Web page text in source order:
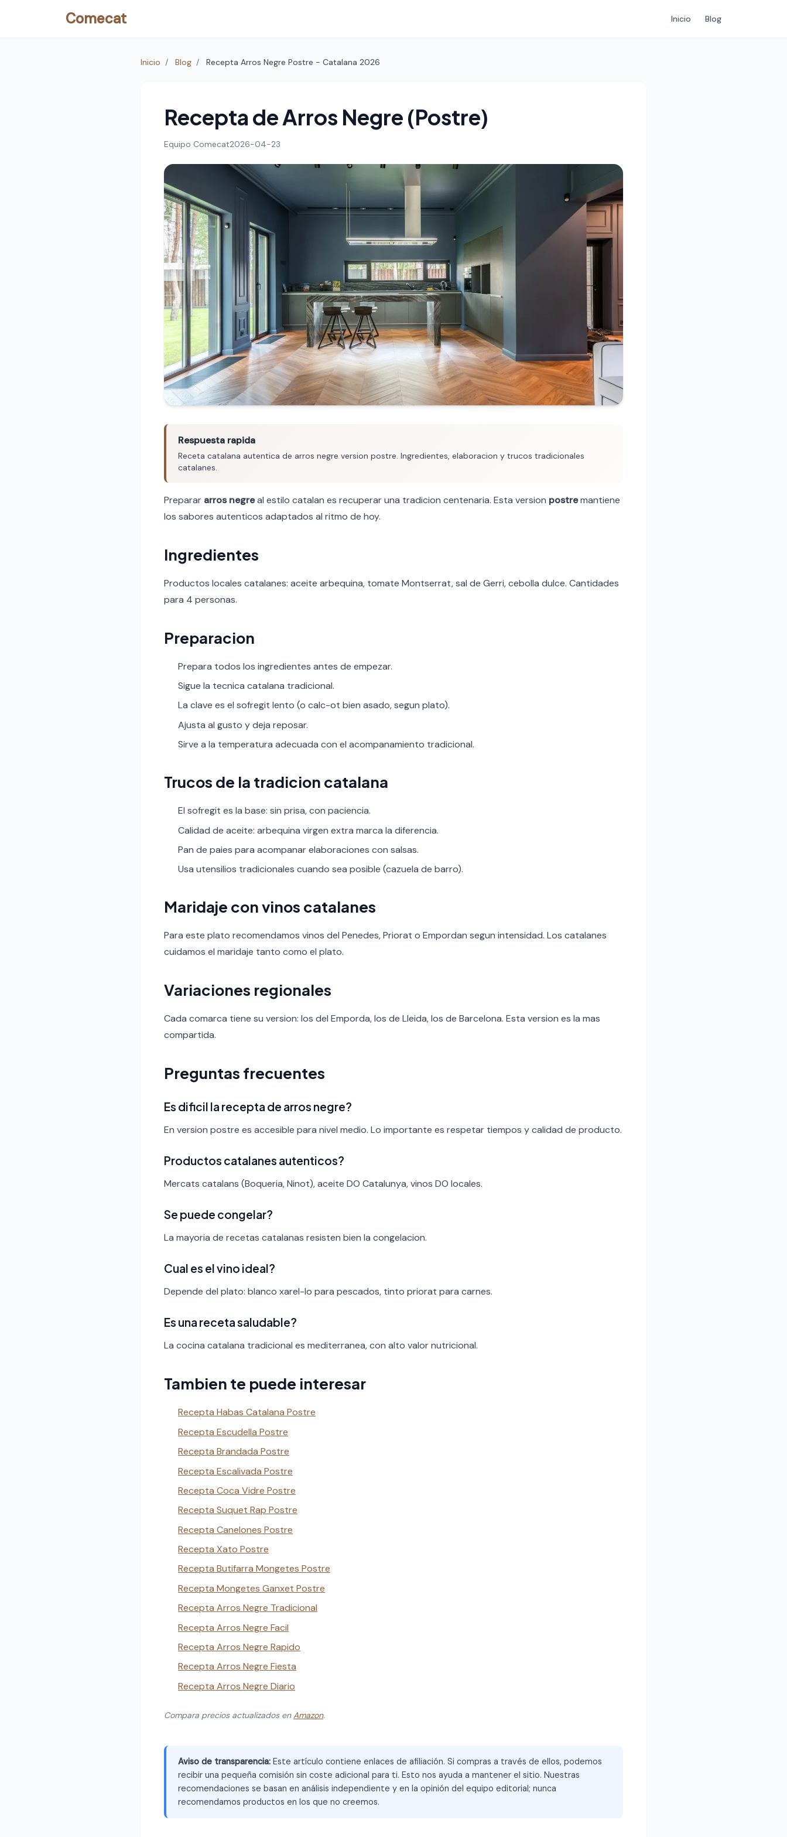
Comecat Inicio Blog
Inicio / Blog / Recepta Arros Negre Postre - Catalana 2026
Recepta de Arros Negre (Postre)
Equipo Comecat2026-04-23
Respuesta rapida
Receta catalana autentica de arros negre version postre. Ingredientes, elaboracion y trucos tradicionales
catalanes.
Preparar arros negreal estilo catalan es recuperar una tradicion centenaria. Esta version postremantiene
los sabores autenticos adaptados al ritmo de hoy.
Ingredientes
Productos locales catalanes: aceite arbequina, tomate Montserrat, sal de Gerri, cebolla dulce. Cantidades
para 4 personas.
Preparacion
Prepara todos los ingredientes antes de empezar.
Sigue la tecnica catalana tradicional.
La clave es el sofregit lento (o calc-ot bien asado, segun plato).
Ajusta al gusto y deja reposar.
Sirve a la temperatura adecuada con el acompanamiento tradicional.
Trucos de la tradicion catalana
El sofregit es la base: sin prisa, con paciencia.
Calidad de aceite: arbequina virgen extra marca la diferencia.
Pan de paies para acompanar elaboraciones con salsas.
Usa utensilios tradicionales cuando sea posible (cazuela de barro).
Maridaje con vinos catalanes
Para este plato recomendamos vinos del Penedes, Priorat o Empordan segun intensidad. Los catalanes
cuidamos el maridaje tanto como el plato.
Variaciones regionales
Cada comarca tiene su version: los del Emporda, los de Lleida, los de Barcelona. Esta version es la mas
compartida.
Preguntas frecuentes
Es dificil la recepta de arros negre?
En version postre es accesible para nivel medio. Lo importante es respetar tiempos y calidad de producto.
Productos catalanes autenticos?
Mercats catalans (Boqueria, Ninot), aceite DO Catalunya, vinos DO locales.
Se puede congelar?
La mayoria de recetas catalanas resisten bien la congelacion.
Cual es el vino ideal?
Depende del plato: blanco xarel-lo para pescados, tinto priorat para carnes.
Es una receta saludable?
La cocina catalana tradicional es mediterranea, con alto valor nutricional.
Tambien te puede interesar
Recepta Habas Catalana Postre
Recepta Escudella Postre
Recepta Brandada Postre
Recepta Escalivada Postre
Recepta Coca Vidre Postre
Recepta Suquet Rap Postre
Recepta Canelones Postre
Recepta Xato Postre
Recepta Butifarra Mongetes Postre
Recepta Mongetes Ganxet Postre
Recepta Arros Negre Tradicional
Recepta Arros Negre Facil
Recepta Arros Negre Rapido
Recepta Arros Negre Fiesta
Recepta Arros Negre Diario
Compara precios actualizados enAmazon.
Aviso de transparencia: Este artículo contiene enlaces de afiliación. Si compras a través de ellos, podemos
recibir una pequeña comisión sin coste adicional para ti. Esto nos ayuda a mantener el sitio. Nuestras
recomendaciones se basan en análisis independiente y en la opinión del equipo editorial; nunca
recomendamos productos en los que no creemos.